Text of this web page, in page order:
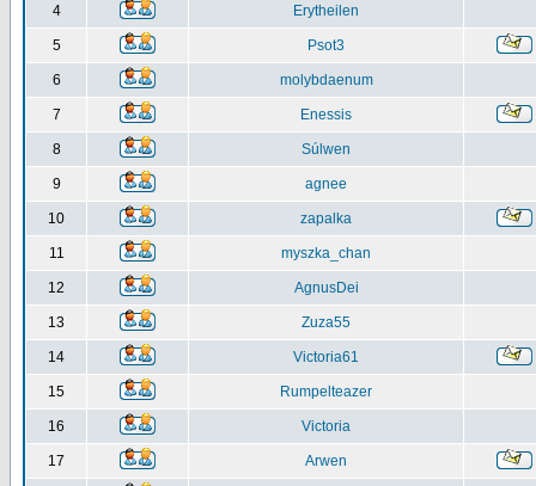
4 Erytheilen
5 Psot3
6 molybdaenum
7 Enessis
8 Súlwen
9 agnee
10 zapalka
11 myszka_chan
12 AgnusDei
13 Zuza55
14 Victoria61
15 Rumpelteazer
16 Victoria
17 Arwen